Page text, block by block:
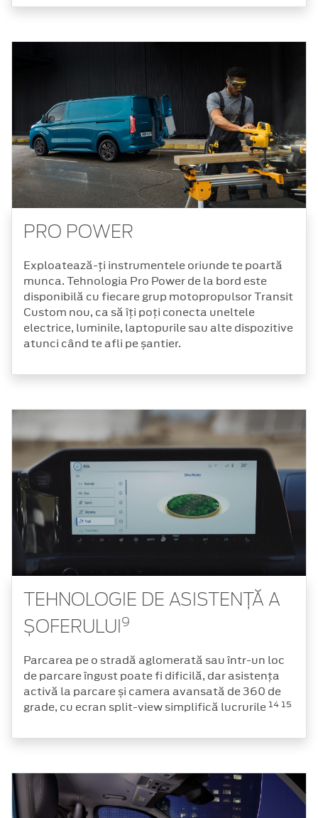
PRO POWER
Exploatează-ți instrumentele oriunde te poartă
munca. Tehnologia Pro Power de la bord este
disponibilă cu fiecare grup motopropulsor Transit
Custom nou, ca să îți poți conecta uneltele
electrice, luminile, laptopurile sau alte dispozitive
atunci când te afli pe șantier.
TEHNOLOGIE DE ASISTENȚĂ A
ȘOFERULUI 9
Parcarea pe o stradă aglomerată sau într-un loc
de parcare îngust poate fi dificilă, dar asistența
activă la parcare și camera avansată de 360 de
grade, cu ecran split-view simplifică lucrurile 14 15